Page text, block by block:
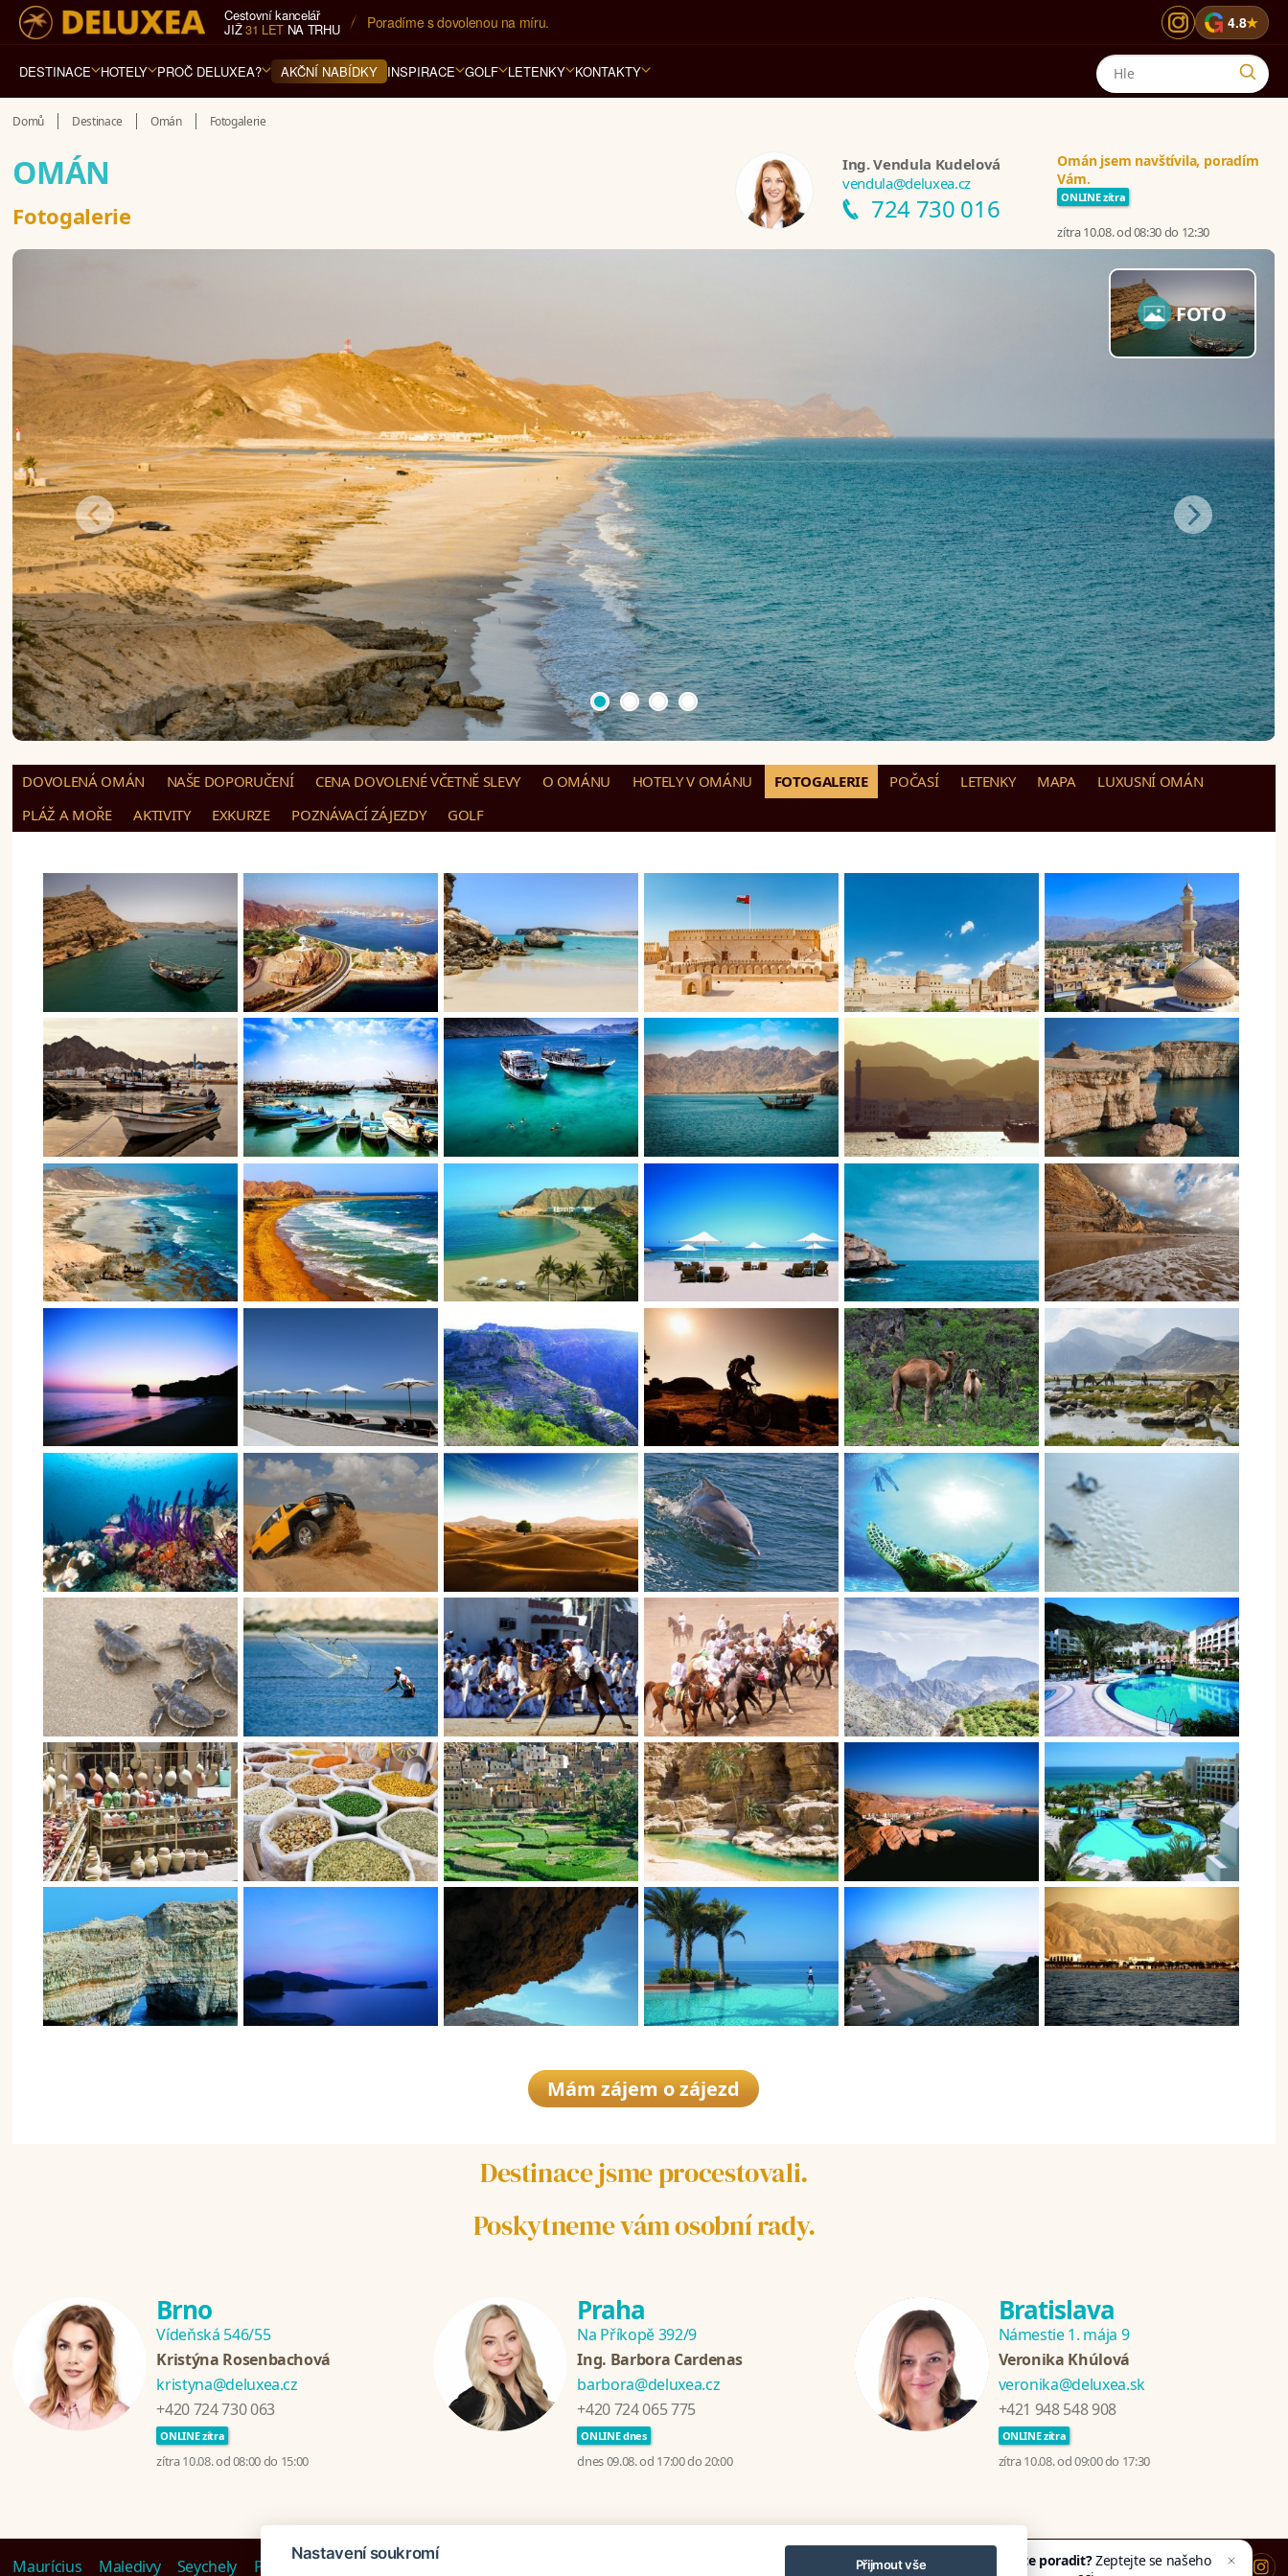
Cestovní kancelář
JIŽ31 LETNA TRHU 5* cestovní kancelář na luxusní dovolenou od 100.000 Kč. G 4.8★
DESTINACE HOTELY PROČ DELUXEA? AKČNÍ NABÍDKY INSPIRACE GOLF LETENKY KONTAKTY
Domů Destinace Omán Fotogalerie
OMÁN
Fotogalerie
Ing. Vendula Kudelová
vendula@deluxea.cz
724 730 016
Omán jsem navštívila, poradím
Vám.
ONLINE zítra
zítra 10.08. od 08:30 do 12:30
FOTO
DOVOLENÁ OMÁN NAŠE DOPORUČENÍ CENA DOVOLENÉ VČETNĚ SLEVY O OMÁNU HOTELY V OMÁNU FOTOGALERIE POČASÍ LETENKY MAPA
LUXUSNÍ OMÁN
PLÁŽ A MOŘE
AKTIVITY EXKURZE POZNÁVACÍ ZÁJEZDY GOLF
Mám zájem o zájezd
Destinace jsme procestovali.
Poskytneme vám osobní rady.
Brno
Vídeňská 546/55
Kristýna Rosenbachová
kristyna@deluxea.cz
+420 724 730 063
ONLINE zítra
zítra 10.08. od 08:00 do 15:00
Praha
Na Příkopě 392/9
Ing. Barbora Cardenas
barbora@deluxea.cz
+420 724 065 775
ONLINE dnes
dnes 09.08. od 17:00 do 20:00
Bratislava
Námestie 1. mája 9
Veronika Khúlová
veronika@deluxea.sk
+421 948 548 908
ONLINE zítra
zítra 10.08. od 09:00 do 17:30
Maurícius Maledivy Seychely Polynésie Emiráty
Nastavení soukromí
Přijmout vše Potřebujete poradit?Zeptejte se našeho